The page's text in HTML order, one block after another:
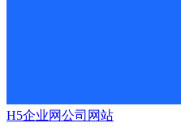
H5企业网公司网站